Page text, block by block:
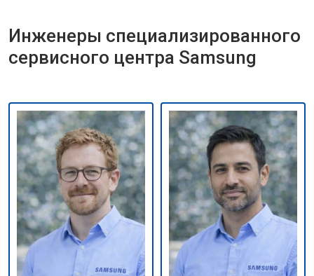
Инженеры специализированного
сервисного центра Samsung